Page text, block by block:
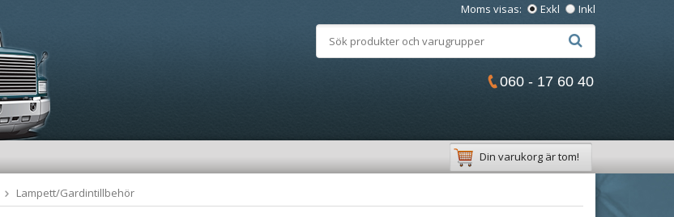
060 - 17 60 40
Moms visas: Exkl Inkl
Din varukorg är tom!
Lampett/Gardintillbehör